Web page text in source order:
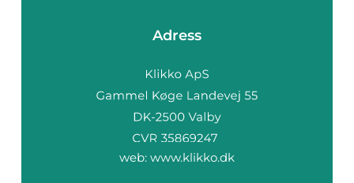
Adress
web: www.klikko.dk